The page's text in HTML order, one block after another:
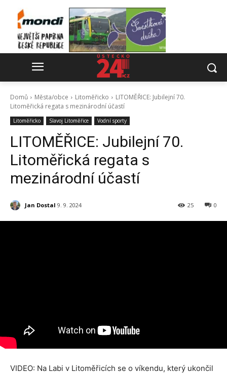
Domů Města/obce Litoměřicko
LITOMĚŘICE: Jubilejní 70.
Litoměřická regata s mezinárodní účastí
Litoměřicko Slavoj Litoměřice Vodní sporty
LITOMĚŘICE: Jubilejní 70.
Litoměřická regata s
mezinárodní účastí
Jan Dostal 9. 9. 2024 0
25
VIDEO: Na Labi v Litoměřicích se o víkendu, který ukončil